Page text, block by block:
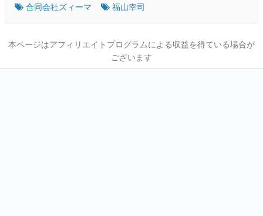
合同会社ズィーマ
福山幸司
本ページはアフィリエイトプログラムによる収益を得ている場合が
ございます